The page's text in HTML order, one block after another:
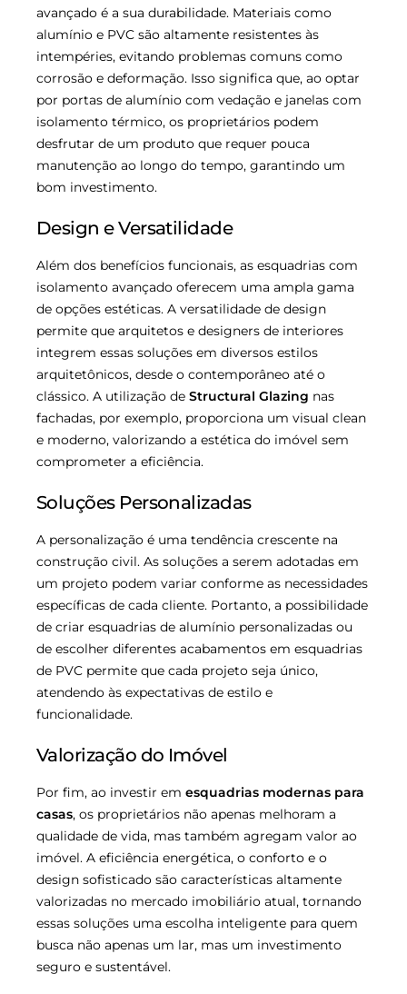
avançado é a sua durabilidade. Materiais como
alumínio e PVC são altamente resistentes às
intempéries, evitando problemas comuns como
corrosão e deformação. Isso significa que, ao optar
por portas de alumínio com vedação e janelas com
isolamento térmico, os proprietários podem
desfrutar de um produto que requer pouca
manutenção ao longo do tempo, garantindo um
bom investimento.
Design e Versatilidade
Além dos benefícios funcionais, as esquadrias com
isolamento avançado oferecem uma ampla gama
de opções estéticas. A versatilidade de design
permite que arquitetos e designers de interiores
integrem essas soluções em diversos estilos
arquitetônicos, desde o contemporâneo até o
clássico. A utilização de Structural Glazing nas
fachadas, por exemplo, proporciona um visual clean
e moderno, valorizando a estética do imóvel sem
comprometer a eficiência.
Soluções Personalizadas
A personalização é uma tendência crescente na
construção civil. As soluções a serem adotadas em
um projeto podem variar conforme as necessidades
específicas de cada cliente. Portanto, a possibilidade
de criar esquadrias de alumínio personalizadas ou
de escolher diferentes acabamentos em esquadrias
de PVC permite que cada projeto seja único,
atendendo às expectativas de estilo e
funcionalidade.
Valorização do Imóvel
Por fim, ao investir em esquadrias modernas para
casas, os proprietários não apenas melhoram a
qualidade de vida, mas também agregam valor ao
imóvel. A eficiência energética, o conforto e o
design sofisticado são características altamente
valorizadas no mercado imobiliário atual, tornando
essas soluções uma escolha inteligente para quem
busca não apenas um lar, mas um investimento
seguro e sustentável.